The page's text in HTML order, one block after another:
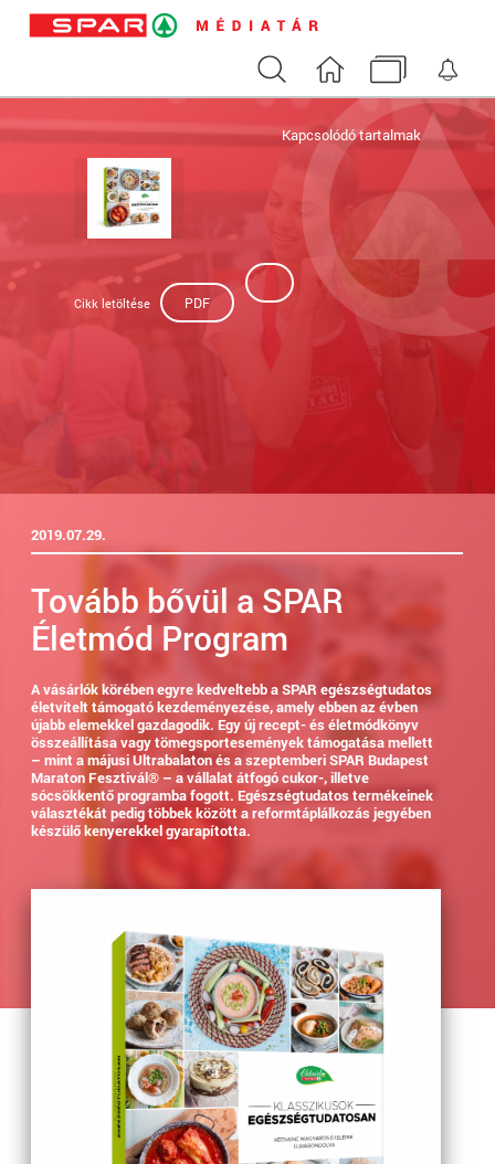
Keresés Nyitóoldal Médiatár
Kapcsolódó tartalmak
Cikk letöltése PDF
2019.07.29.
Tovább bővül a SPAR
Életmód Program
A vásárlók körében egyre kedveltebb a SPAR egészségtudatos
életvitelt támogató kezdeményezése, amely ebben az évben
újabb elemekkel gazdagodik. Egy új recept- és életmódkönyv
összeállítása vagy tömegsportesemények támogatása mellett
– mint a májusi Ultrabalaton és a szeptemberi SPAR Budapest
Maraton Fesztivál® – a vállalat átfogó cukor-, illetve
sócsökkentő programba fogott. Egészségtudatos termékeinek
választékát pedig többek között a reformtáplálkozás jegyében
készülő kenyerekkel gyarapította.